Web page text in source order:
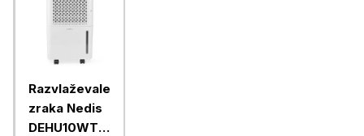
Razvlaževalec
zraka Nedis
DEHU10WT,